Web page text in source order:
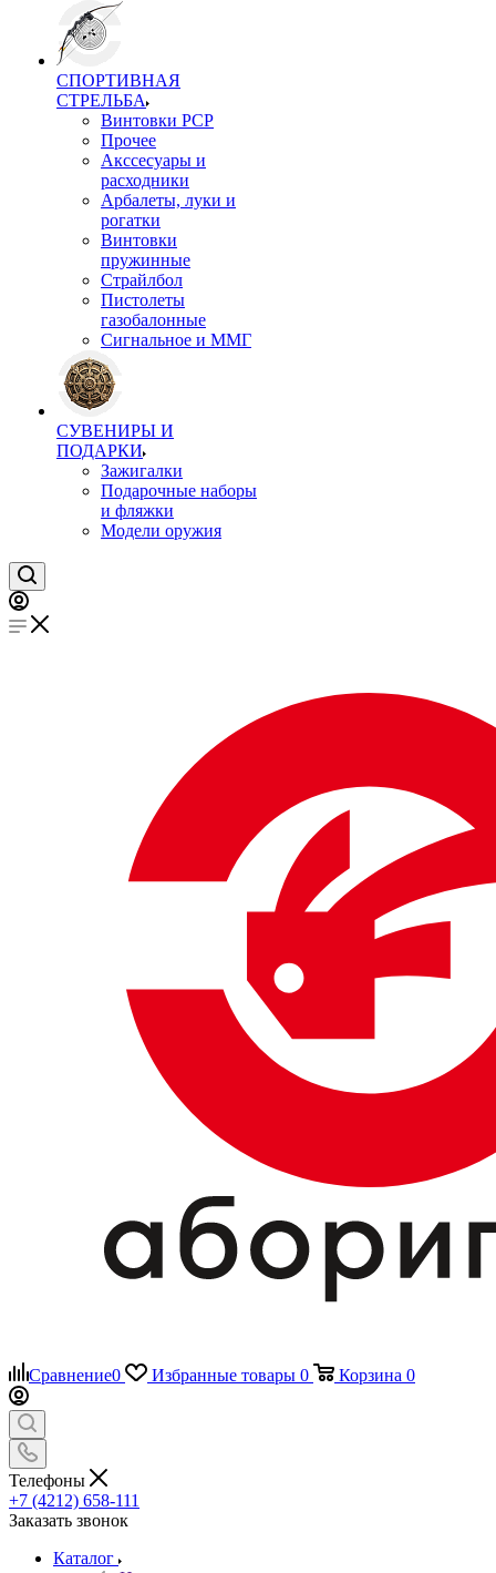
СПОРТИВНАЯ
СТРЕЛЬБА
Винтовки PCP
Прочее
Акссесуары и
расходники
Арбалеты, луки и
рогатки
Винтовки
пружинные
Страйлбол
Пистолеты
газобалонные
Сигнальное и ММГ
СУВЕНИРЫ И
ПОДАРКИ
Зажигалки
Подарочные наборы
и фляжки
Модели оружия
Сравнение0 Избранные товары 0 Корзина 0
Телефоны
+7 (4212) 658-111
Заказать звонок
Каталог